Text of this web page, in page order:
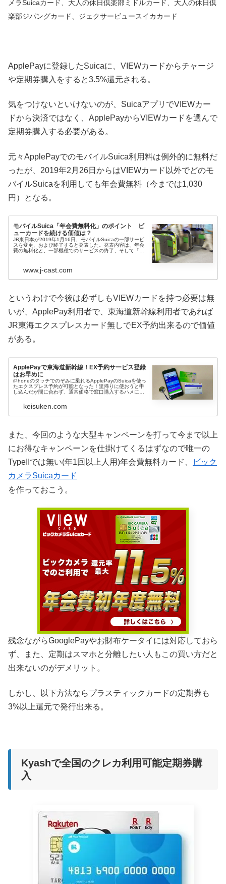
メラSuicaカード、大人の休日倶楽部ミドルカード、大人の休日倶
楽部ジパングカード、ジェクサービュースイカカード
ApplePayに登録したSuicaに、VIEWカードからチャージ
や定期券購入をすると3.5%還元される。
気をつけないといけないのが、SuicaアプリでVIEWカー
ドから決済ではなく、ApplePayからVIEWカードを選んで
定期券購入する必要がある。
元々ApplePayでのモバイルSuica利用料は例外的に無料だ
ったが、2019年2月26日からはVIEWカード以外でどのモ
バイルSuicaを利用しても年会費無料（今までは1,030
円）となる。
モバイルSuica「年会費無料化」のポイント ビ
ューカードを続ける価値は？
JR東日本が2019年1月16日、モバイルSuicaの一部サービ
スを変更、および終了すると発表した。発表内容は、年会
費の無料化と、一部機種でのサービスの終了、そして「モ
www.j-cast.com
というわけで今後は必ずしもVIEWカードを持つ必要は無
いが、ApplePay利用者で、東海道新幹線利用者であれば
JR東海エクスプレスカード無しでEX予約出来るので価値
がある。
ApplePayで東海道新幹線！EX予約サービス登録
はお早めに
iPhoneのタッチでのぞみに乗れるApplePayのSuicaを使っ
たエクスプレス予約が可能となった！里帰りに使おうと申
し込んだが間に合わず、通常価格で窓口購入するハメにな
ーしていきたい...
keisuken.com
また、今回のような大型キャンペーンを打って今まで以上
にお得なキャンペーンを仕掛けてくるはずなので唯一の
TypeIIでは無い(年1回以上人用)年会費無料カード、
ビック
カメラSuicaカード
を作っておこう。
残念ながらGooglePayやお財布ケータイには対応しておら
ず、また、定期はスマホと分離したい人もこの買い方だと
出来ないのがデメリット。
しかし、以下方法ならプラスティックカードの定期券も
3%以上還元で発行出来る。
Kyashで全国のクレカ利用可能定期券購
入